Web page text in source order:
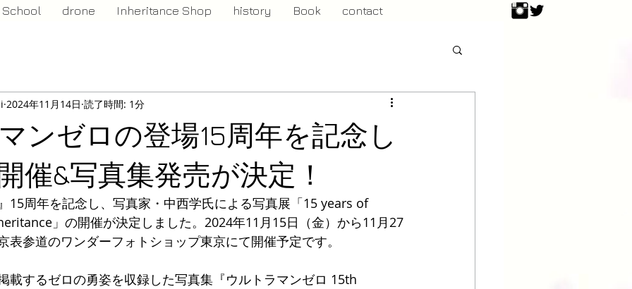
School drone Inheritance Shop history Book contact
ンゼロの登場15周年を記念し
催&写真集発売が決定！
2024年11月14日 読了時間: 1分
15周年を記念し、写真家・中西学氏による写真展「15 years of
」の開催が決定しました。2024年11月15日（金）から11月27
表参道のワンダーフォトショップ東京にて開催予定です。
載するゼロの勇姿を収録した写真集『ウルトラマンゼロ 15th